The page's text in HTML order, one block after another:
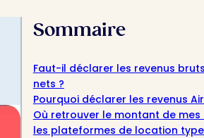
Sommaire
Faut-il déclarer les revenus
nets ?
Pourquoi déclarer les revenus
Où retrouver le montant de mes
les plateformes de location